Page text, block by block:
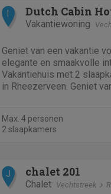
Dutch Cabin
Vakantiewoning
Geniet van een vakantie
elegante en smaakvolle
Vakantiehuis met 2
in Rheezerveen. Geniet
waard zijn. Heerlijk...
Max. 4 personen
2 slaapkamers
J chalet 201
Chalet Vechtstreek